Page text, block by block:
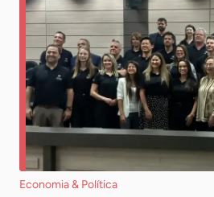
Economia & Política